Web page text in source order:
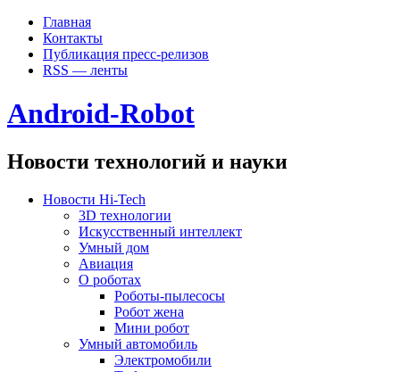
Главная
Контакты
Публикация пресс-релизов
RSS — ленты
Android-Robot
Новости технологий и науки
Новости Hi-Tech
3D технологии
Искусственный интеллект
Умный дом
Авиация
О роботах
Роботы-пылесосы
Робот жена
Мини робот
Умный автомобиль
Электромобили